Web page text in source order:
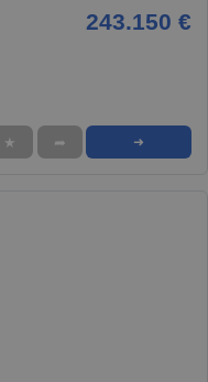
243.150 €
★ ➦ ➜